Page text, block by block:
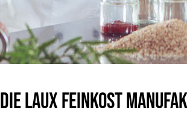
Die LAUX Feinkost